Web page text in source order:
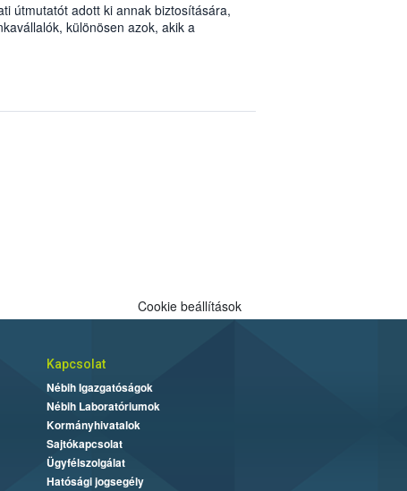
útmutatót adott ki annak biztosítására,
különösen azok, akik a
kulcsfontosságú
eljuthassanak munkahelyükre.
Cookie beállítások
Kapcsolat
Nébih Igazgatóságok
Nébih Laboratóriumok
Kormányhivatalok
Sajtókapcsolat
Ügyfélszolgálat
Hatósági jogsegély